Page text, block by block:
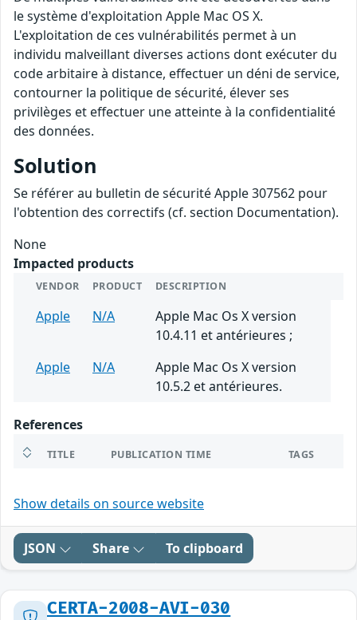
le système d'exploitation Apple Mac OS X.
L'exploitation de ces vulnérabilités permet à un
individu malveillant diverses actions dont exécuter du
code arbitaire à distance, effectuer un déni de service,
contourner la politique de sécurité, élever ses
privilèges et effectuer une atteinte à la confidentialité
des données.
Solution
Se référer au bulletin de sécurité Apple 307562 pour
l'obtention des correctifs (cf. section Documentation).
None
Impacted products
VENDOR PRODUCT DESCRIPTION
Apple N/A
Apple Mac Os X version
10.4.11 et antérieures ;
Apple
N/A
Apple Mac Os X version
10.5.2 et antérieures.
References
TITLE PUBLICATION TIME TAGS
Show details on source website
JSON Share To clipboard
CERTA-2008-AVI-030